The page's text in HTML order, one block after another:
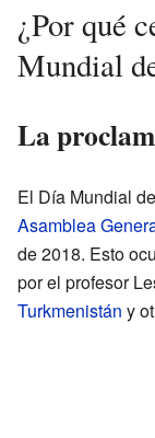
¿Por qué
Mundial
La
El Día Mundial
Asamblea
de 2018. Esto
por el profesor
Turkmenistán y